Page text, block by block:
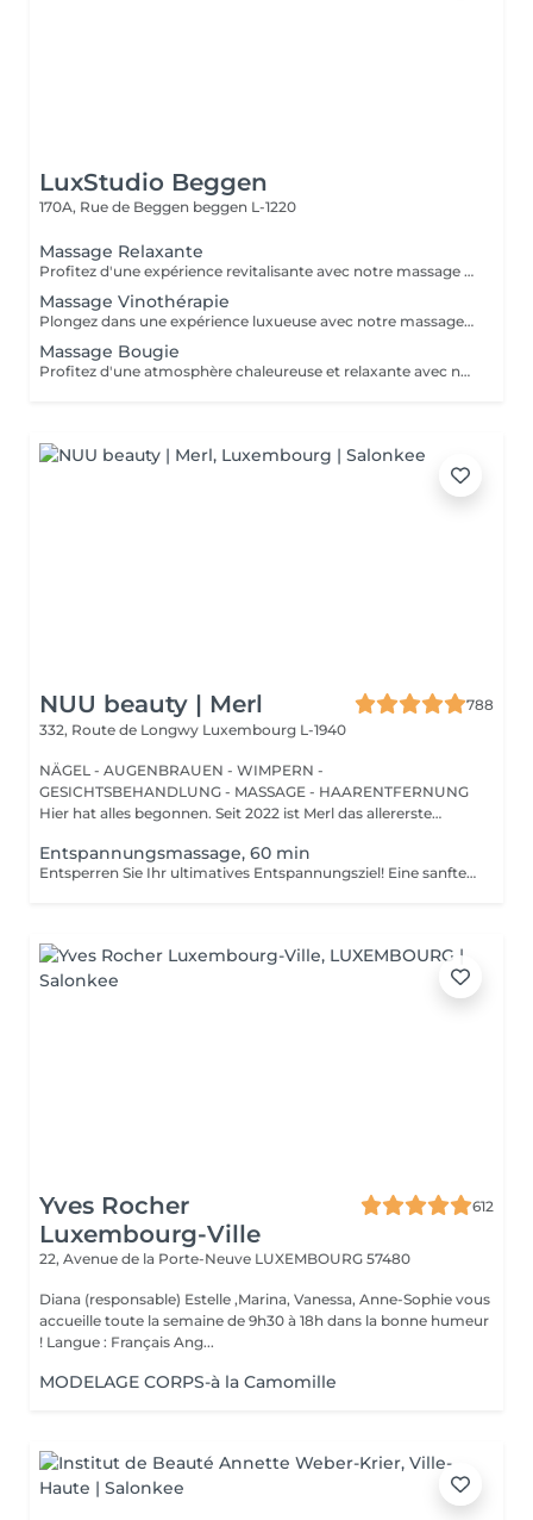
LuxStudio Beggen
170A, Rue de Beggen beggen L-1220
Massage Relaxante
Profitez d'une expérience revitalisante avec notre massage relaxant de 40, 60 ou 90 minutes. Nos esthéticiennes utiliseront des techniques douces pour soulager les tensions musculaires, procurant une sensation de tranquillité. Le temps de préparation et d'installation de la cliente est inclus dans la période choisie, garantissant que chaque minute soit consacrée à votre bien-être. Profitez de ce moment pour rajeunir corps et esprit.
Massage Vinothérapie
Plongez dans une expérience luxueuse avec notre massage Vinothérapie de 40, 60 ou 90 minutes. Nos Esthetcienne experts utiliseront des techniques spécifiques, combinant les bienfaits du raisin pour apaiser vos muscles et offrir une sensation de détente profonde. Le temps de préparation et d'installation de la cliente est inclus dans la durée sélectionnée, garantissant une expérience dédiée à votre bien-être. Laissez-vous emporter par ce moment de délice, revitalisant à la fois votre corps et votre esprit.
Massage Bougie
Profitez d'une atmosphère chaleureuse et relaxante avec notre massage aux bougies de 40, 60 ou 90 minutes. Nos esthéticiennes spécialisées intègrent des bougies parfumées pour créer une ambiance paisible tout en appliquant des techniques douces visant à soulager les tensions musculaires. Le temps de préparation et d'installation de la cliente est inclus dans la période choisie, garantissant que chaque minute soit dédiée à votre bien-être. Offrez-vous une expérience de rajeunissement du corps et de l'esprit dans ce cadre serein.
NUU beauty | Merl
788
332, Route de Longwy Luxembourg L-1940
NÄGEL - AUGENBRAUEN - WIMPERN -
GESICHTSBEHANDLUNG - MASSAGE - HAARENTFERNUNG
Hier hat alles begonnen. Seit 2022 ist Merl das allererste
Entspannungsmassage, 60 min
Entsperren Sie Ihr ultimatives Entspannungsziel! Eine sanfte, sanfte Behandlung, die muskuläre Spannungen lindert, die Durchblutung erhöht und ein allgemeines Gefühl der Entspannung fördert. Vorteile einer entspannenden Massage: - verbessert den Schlaf - reduziert Stress - löst Muskelverspannungen Wie wird eine entspannende Massage durchgeführt? - Kopf und Nacken werden massiert - Schultern und Rücken werden massiert - Hände und Arme werden massiert - Füße und Beine werden massiert - Bauch wird massiert Altersbeschränkungen: es gibt keine Altersbeschränkungen für dieses Verfahren. Empfehlungen nach dem Verfahren: treiben Sie 2-3 Stunden nach dem Eingriff keinen Sport und machen Sie keine scharfen Bewegungen. Häufigkeit: 1-2 Mal pro Woche, insgesamt 10 Mal. Wiederholen Sie dies alle 3-6 Monate.
Yves Rocher
Luxembourg-Ville
612
22, Avenue de la Porte-Neuve LUXEMBOURG 57480
Diana (responsable) Estelle ,Marina, Vanessa, Anne-Sophie vous
accueille toute la semaine de 9h30 à 18h dans la bonne humeur
! Langue : Français Ang...
MODELAGE CORPS-à la Camomille